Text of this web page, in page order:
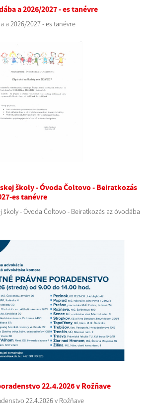
a 2026/2027 - es tanévre
a 2026/2027 - es tanévre
školy - Óvoda Čoltovo - Beiratkozás
es tanévre
- Óvoda Čoltovo - Beiratkozás az óvodába
22.4.2026 v Rožňave
22.4.2026 v Rožňave